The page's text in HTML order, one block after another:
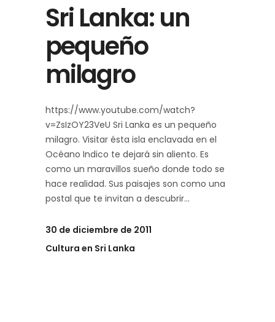
Sri Lanka: un
pequeño
milagro
https://www.youtube.com/watch?
v=ZsIzOY23VeU Sri Lanka es un pequeño
milagro. Visitar ésta isla enclavada en el
Océano Indico te dejará sin aliento. Es
como un maravillos sueño donde todo se
hace realidad. Sus paisajes son como una
postal que te invitan a descubrir
30 de diciembre de 2011
Cultura en Sri Lanka